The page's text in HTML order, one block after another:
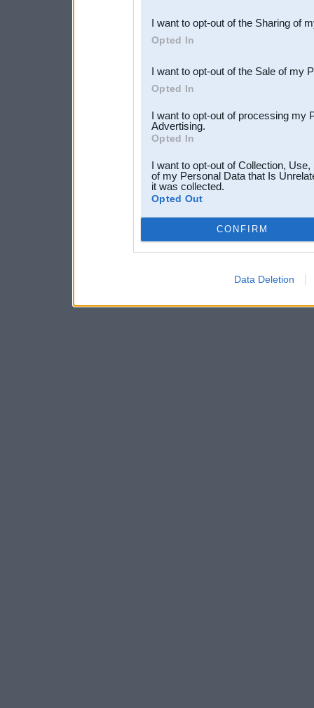
Downstream Participants
third parties.
I want to opt-out of the Sharing of
Opted In
I want to opt-out of the Sale of my
Opted In
I want to opt-out of processing my
Advertising.
Opted In
I want to opt-out of Collection,
of my Personal Data that Is
it was collected.
Opted Out
CONFIRM
Data Deletion